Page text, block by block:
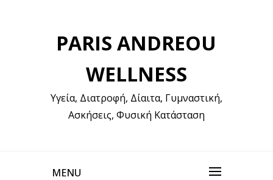
PARIS ANDREOU
WELLNESS
Υγεία, Διατροφή, Δίαιτα, Γυμναστική,
Ασκήσεις, Φυσική Κατάσταση
MENU